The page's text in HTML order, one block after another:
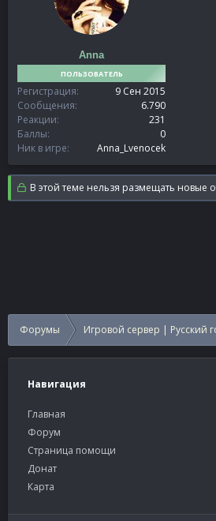
Anna
ПОЛЬЗОВАТЕЛЬ
Регистрация
9 Сен 2015
Сообщения
6.790
Реакции
231
Баллы
0
Ник в игре
Anna_Lvenocek
В этой теме нельзя размещать новые
Форумы Игровой сервер | Русский
Навигация
Главная
Форум
Страница помощи
Донат
Карта